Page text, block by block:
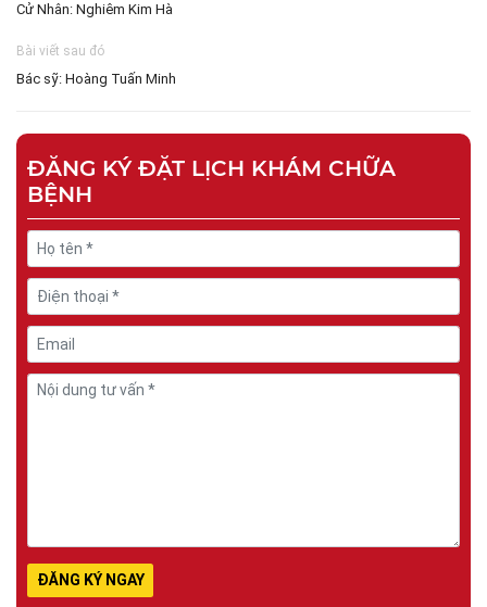
Cử Nhân: Nghiêm Kim Hà
Bài viết sau đó
Bác sỹ: Hoàng Tuấn Minh
ĐĂNG KÝ ĐẶT LỊCH KHÁM CHỮA
BỆNH